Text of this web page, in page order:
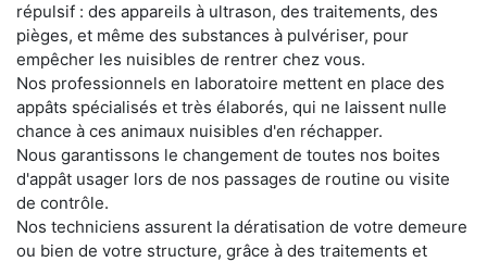
répulsif : des appareils à ultrason, des traitements, des
pièges, et même des substances à pulvériser, pour
empêcher les nuisibles de rentrer chez vous.
Nos professionnels en laboratoire mettent en place des
appâts spécialisés et très élaborés, qui ne laissent nulle
chance à ces animaux nuisibles d'en réchapper.
Nous garantissons le changement de toutes nos boites
d'appât usager lors de nos passages de routine ou visite
de contrôle.
Nos techniciens assurent la dératisation de votre demeure
ou bien de votre structure, grâce à des traitements et